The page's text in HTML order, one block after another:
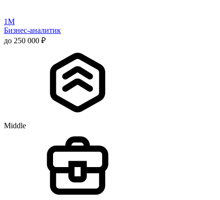
1М
Бизнес-аналитик
до 250 000 ₽
Middle